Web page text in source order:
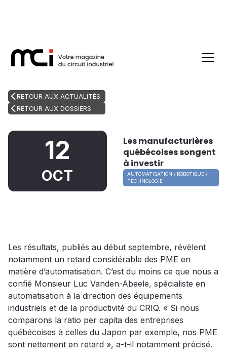
RETOUR AUX ACTUALITÉS
RETOUR AUX DOSSIERS
12
OCT
Les manufacturières
québécoises songent
à investir
AUTOMATISATION / ROBOTIQUE /
TECHNOLOGIE
Les résultats, publiés au début septembre, révèlent
notamment un retard considérable des PME en
matière d’automatisation. C’est du moins ce que nous a
confié Monsieur Luc Vanden-Abeele, spécialiste en
automatisation à la direction des équipements
industriels et de la productivité du CRIQ. « Si nous
comparons la ratio per capita des entreprises
québécoises à celles du Japon par exemple, nos PME
sont nettement en retard », a-t-il notamment précisé.